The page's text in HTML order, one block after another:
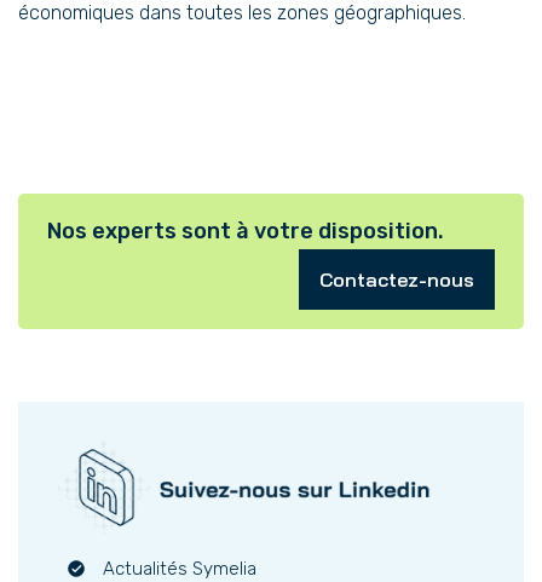
économiques dans toutes les zones géographiques.
Nos experts sont à votre disposition.
Contactez-nous
Actualités Symelia